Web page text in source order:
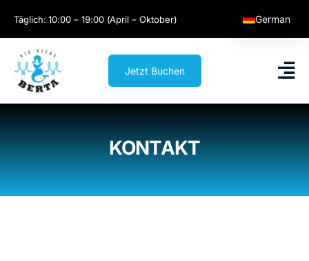
content
Täglich: 10:00 – 19:00 (April – Oktober)
Jetzt Buchen
KONTAKT
German
English